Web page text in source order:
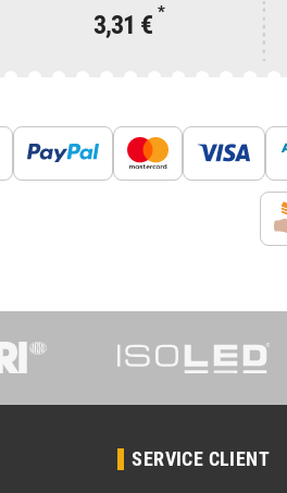
3,31 € *
SERVICE CLIENT